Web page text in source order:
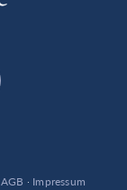
AGB · Impressum